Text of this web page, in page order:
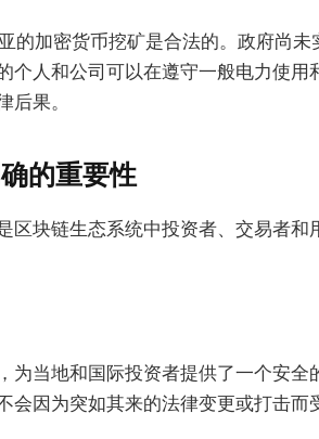
的加密货币挖矿是合法的。政府尚
个人和公司可以在遵守一般电力使
果。
的重要性
区块链生态系统中投资者、交易者
为当地和国际投资者提供了一个安
会因为突如其来的法律变更或打击而